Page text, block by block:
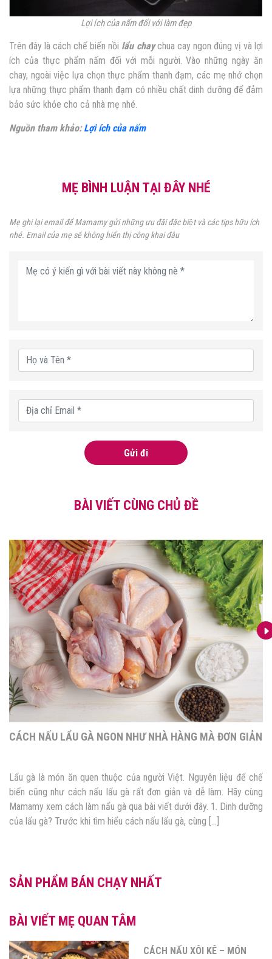
Lợi ích của nấm đối với làm đẹp
Trên đây là cách chế biến nồi lẩu chay chua cay ngon đúng vị và lợi
ích của thực phẩm nấm đối với mỗi người. Vào những ngày ăn
chay, ngoài việc lựa chọn thực phẩm thanh đạm, các mẹ nhớ chọn
lựa những thực phẩm thanh đạm có nhiều chất dinh dưỡng để đảm
bảo sức khỏe cho cả nhà mẹ nhé.
Nguồn tham khảo:Lợi ích của nấm
MẸ BÌNH LUẬN TẠI ĐÂY NHÉ
Mẹ ghi lại email để Mamamy gửi những ưu đãi đặc biệt và các tips hữu ích
nhé. Email của mẹ sẽ không hiển thị công khai đâu
Gửi đi
BÀI VIẾT CÙNG CHỦ ĐỀ
CÁCH NẤU LẨU GÀ NGON NHƯ NHÀ HÀNG MÀ ĐƠN GIẢN
Lẩu gà là món ăn quen thuộc của người Việt. Nguyên liệu để chế
biến cũng như cách nấu lẩu gà rất đơn giản và dễ làm. Hãy cùng
Mamamy xem cách làm nẩu gà qua bài viết dưới đây. 1. Dinh dưỡng
của lẩu gà? Trước khi tìm hiểu cách nấu lẩu gà, cùng […]
SẢN PHẨM BÁN CHẠY NHẤT
BÀI VIẾT MẸ QUAN TÂM
CÁCH NẤU XÔI KÊ – MÓN